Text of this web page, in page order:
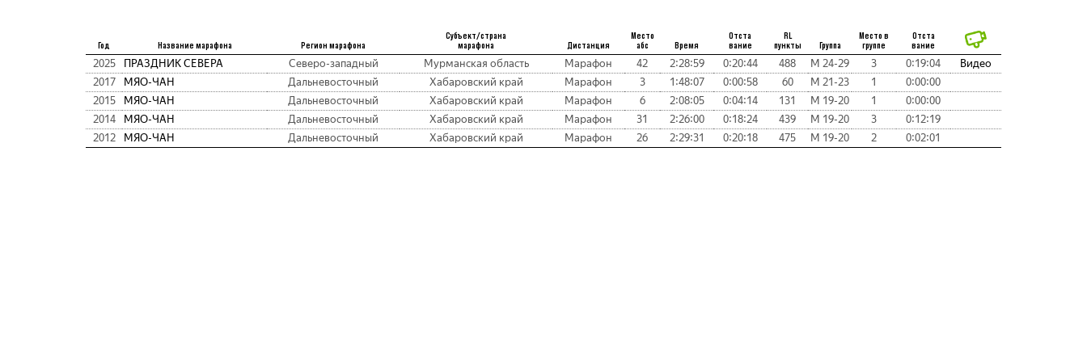
Год Название марафона Регион марафона
Субъект/страна
марафона
Дистанция
Место
абс
Время
Отста
вание
RL
пункты
Группа
Место в
группе
Отста
вание
2025 ПРАЗДНИК СЕВЕРА Северо-западный Мурманская область Марафон 42 2:28:59 0:20:44 488 М 24-29 3 0:19:04
Видео
2017
МЯО-ЧАН Дальневосточный Хабаровский край Марафон 3 1:48:07 0:00:58 60 М 21-23 1
0:00:00
2015
МЯО-ЧАН Дальневосточный Хабаровский край Марафон 6 2:08:05 0:04:14 131 М 19-20 1
0:00:00
2014
МЯО-ЧАН Дальневосточный Хабаровский край Марафон 31 2:26:00 0:18:24 439 М 19-20 3
0:12:19
2012
МЯО-ЧАН Дальневосточный Хабаровский край Марафон 26 2:29:31 0:20:18 475 М 19-20 2 0:02:01